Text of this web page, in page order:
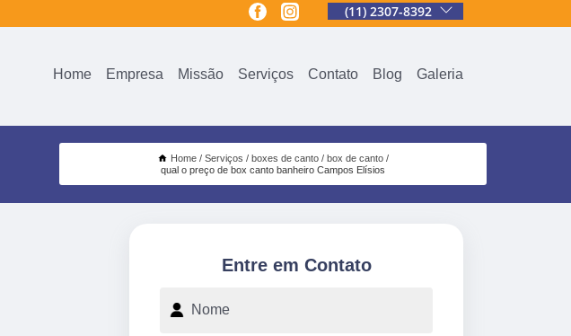
(11) 2307-8392
Home Empresa Missão Serviços Contato Blog Galeria
Home Serviços boxes de canto
box de canto
qual o preço de box canto banheiro Campos Elísios
Entre em Contato